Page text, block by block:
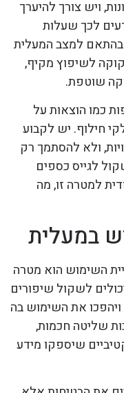
ויש צורך להיערך
לכך שעלות
למצב המעלית
לשיפוץ מקיף,
שוטפת.
כמו הוצאות על
חילוף. יש לקבוע
ולא להסתמך רק
לגייס כספים
למטרה זו, מה
במעלית
השימוש הוא מטרה
לשקול שיפורים
את השימוש בה
שליטה חכמות,
שיספקו מידע